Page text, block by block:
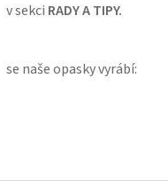
v sekci RADY A TIPY.
se naše opasky vyrábí: